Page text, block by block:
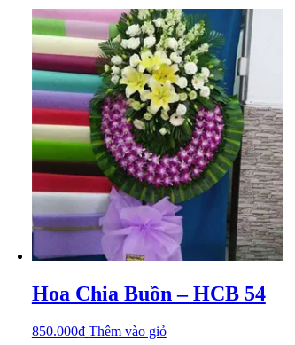
Hoa Chia Buồn – HCB 54
850.000₫ Thêm vào giỏ